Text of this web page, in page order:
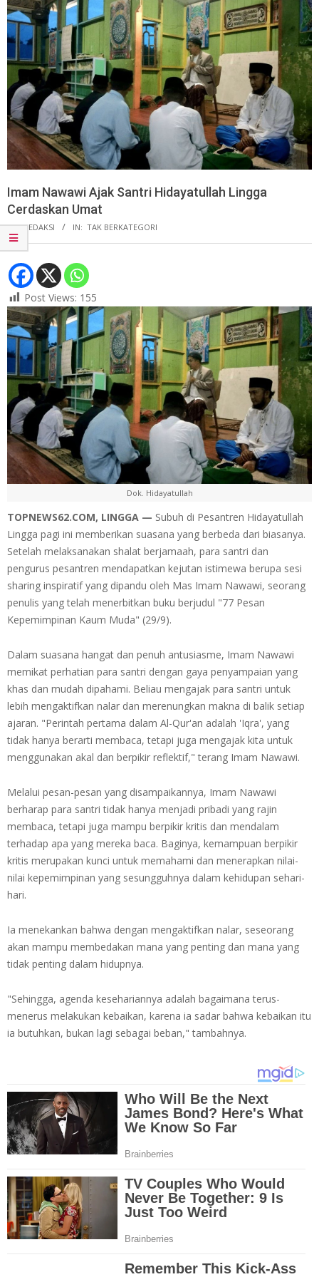
Imam Nawawi Ajak Santri Hidayatullah Lingga
Cerdaskan Umat
BY: REDAKSI IN: TAK BERKATEGORI
Post Views: 155
Dok. Hidayatullah
TOPNEWS62.COM, LINGGA — Subuh di Pesantren Hidayatullah
Lingga pagi ini memberikan suasana yang berbeda dari biasanya.
Setelah melaksanakan shalat berjamaah, para santri dan
pengurus pesantren mendapatkan kejutan istimewa berupa sesi
sharing inspiratif yang dipandu oleh Mas Imam Nawawi, seorang
penulis yang telah menerbitkan buku berjudul "77 Pesan
Kepemimpinan Kaum Muda" (29/9).
Dalam suasana hangat dan penuh antusiasme, Imam Nawawi
memikat perhatian para santri dengan gaya penyampaian yang
khas dan mudah dipahami. Beliau mengajak para santri untuk
lebih mengaktifkan nalar dan merenungkan makna di balik setiap
ajaran. "Perintah pertama dalam Al-Qur'an adalah 'Iqra', yang
tidak hanya berarti membaca, tetapi juga mengajak kita untuk
menggunakan akal dan berpikir reflektif," terang Imam Nawawi.
Melalui pesan-pesan yang disampaikannya, Imam Nawawi
berharap para santri tidak hanya menjadi pribadi yang rajin
membaca, tetapi juga mampu berpikir kritis dan mendalam
terhadap apa yang mereka baca. Baginya, kemampuan berpikir
kritis merupakan kunci untuk memahami dan menerapkan nilai-
nilai kepemimpinan yang sesungguhnya dalam kehidupan sehari-
hari.
Ia menekankan bahwa dengan mengaktifkan nalar, seseorang
akan mampu membedakan mana yang penting dan mana yang
tidak penting dalam hidupnya.
"Sehingga, agenda kesehariannya adalah bagaimana terus-
menerus melakukan kebaikan, karena ia sadar bahwa kebaikan itu
ia butuhkan, bukan lagi sebagai beban," tambahnya.